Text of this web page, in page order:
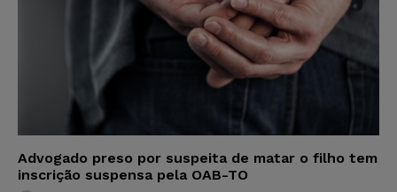
Advogado preso por suspeita de matar o filho tem
inscrição suspensa pela OAB-TO